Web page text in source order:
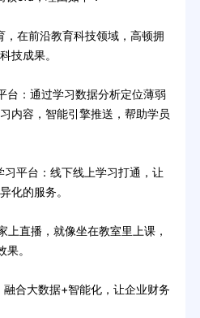
在前沿教育科技领域，高顿拥
技成果。
：通过学习数据分析定位薄弱
内容，智能引擎推送，帮助学员
台：线下线上学习打通，让
化的服务。
直播，就像坐在教室里上课，
。
合大数据+智能化，让企业财务